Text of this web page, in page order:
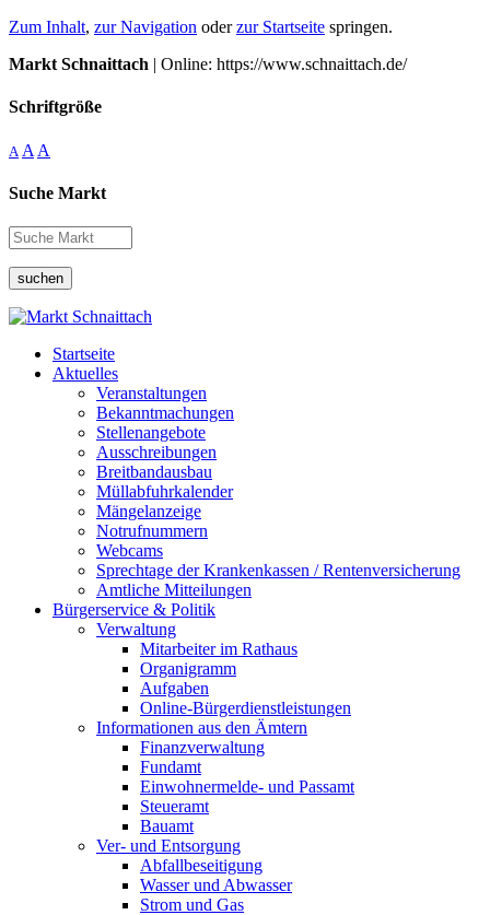
Zum Inhalt, zur Navigation oderzur Startseite springen.
Markt Schnaittach | Online: https://www.schnaittach.de/
Schriftgröße
A A A
Suche Markt
suchen
Startseite
Aktuelles
Veranstaltungen
Bekanntmachungen
Stellenangebote
Ausschreibungen
Breitbandausbau
Müllabfuhrkalender
Mängelanzeige
Notrufnummern
Webcams
Sprechtage der Krankenkassen / Rentenversicherung
Amtliche Mitteilungen
Bürgerservice & Politik
Verwaltung
Mitarbeiter im Rathaus
Organigramm
Aufgaben
Online-Bürgerdienstleistungen
Informationen aus den Ämtern
Finanzverwaltung
Fundamt
Einwohnermelde- und Passamt
Steueramt
Bauamt
Ver- und Entsorgung
Abfallbeseitigung
Wasser und Abwasser
Strom und Gas